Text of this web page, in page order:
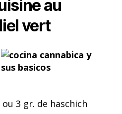
au
vert
3 gr. de haschich